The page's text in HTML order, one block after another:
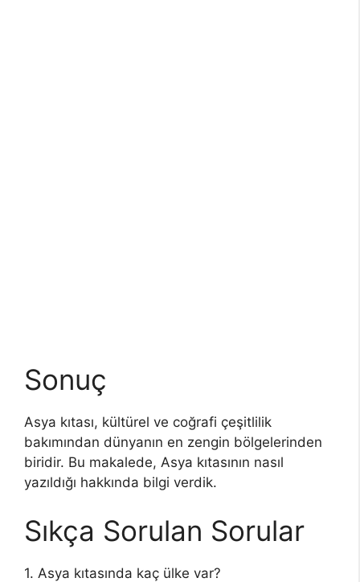
Sonuç
Asya kıtası, kültürel ve coğrafi çeşitlilik
bakımından dünyanın en zengin bölgelerinden
biridir. Bu makalede, Asya kıtasının nasıl
yazıldığı hakkında bilgi verdik.
Sıkça Sorulan Sorular
1. Asya kıtasında kaç ülke var?